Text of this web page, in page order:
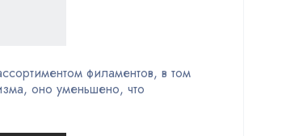
филаментов, в том
оно уменьшено, что